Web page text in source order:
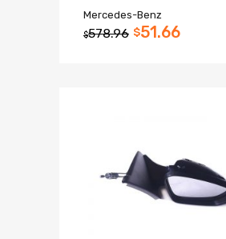
Mercedes-Benz
$578.96 $51.66